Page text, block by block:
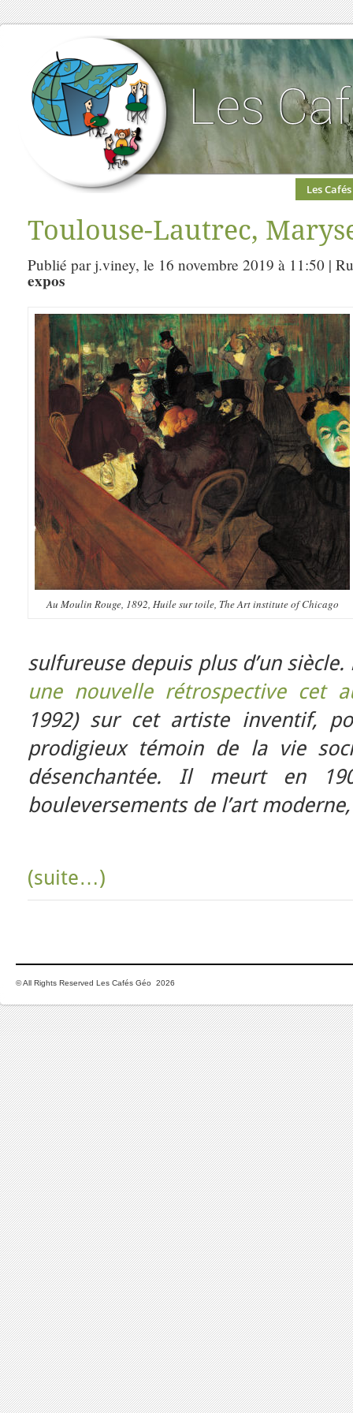
Les Cafés
Toulouse-Lautrec,
Publié par j.viney, le 16 novembre 2019 à 11:50 |
expos
Au Moulin Rouge, 1892, Huile sur toile, The Art institute of Chicago
sulfureuse depuis plus d’un
une nouvelle rétrospective cet
1992) sur cet artiste inventif,
prodigieux témoin de la vie
désenchantée. Il meurt en
bouleversements de l’art
(suite…)
© All Rights Reserved Les Cafés Géo 2026